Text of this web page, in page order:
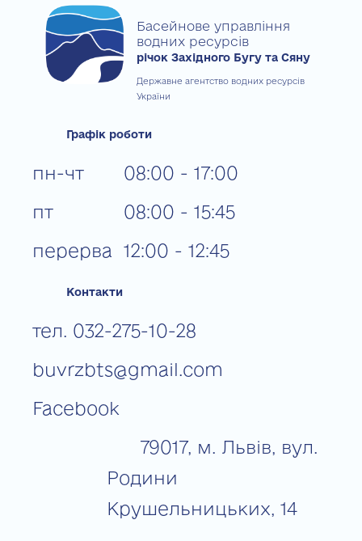
Басейнове управління
водних ресурсів
річок Західного Бугу та Сяну
Державне агентство водних ресурсів
України
Графік роботи
пн-чт
пт
перерва
08:00 - 17:00
08:00 - 15:45
12:00 - 12:45
Контакти
тел. 032-275-10-28
buvrzbts@gmail.com
Facebook
79017, м. Львів, вул.
Родини
Крушельницьких, 14